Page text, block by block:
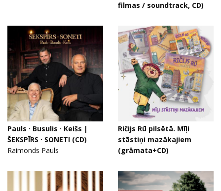
filmas / soundtrack, CD)
Pauls · Busulis · Keišs |
ŠEKSPĪRS · SONETI (CD)
Raimonds Pauls
Ričijs Rū pilsētā. Mīļi
stāstiņi mazākajiem
(grāmata+CD)